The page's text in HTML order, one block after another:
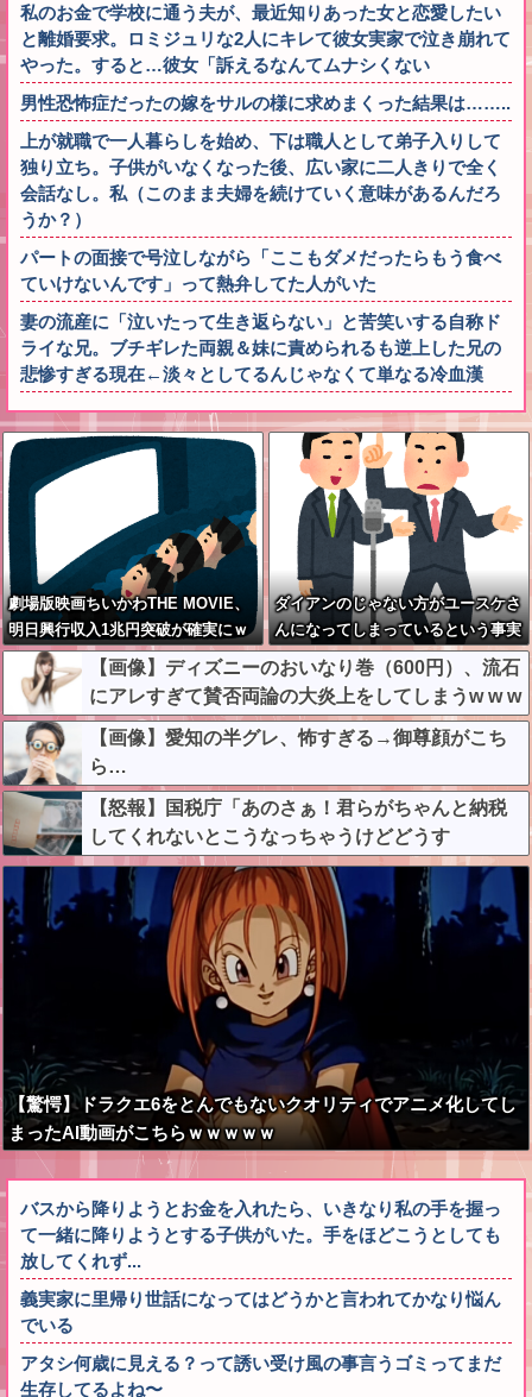
私のお金で学校に通う夫が、最近知りあった女と恋愛したい
と離婚要求。ロミジュリな2人にキレて彼女実家で泣き崩れて
やった。すると…彼女「訴えるなんてムナシくない
男性恐怖症だったの嫁をサルの様に求めまくった結果は……..
上が就職で一人暮らしを始め、下は職人として弟子入りして
独り立ち。子供がいなくなった後、広い家に二人きりで全く
会話なし。私（このまま夫婦を続けていく意味があるんだろ
うか？）
パートの面接で号泣しながら「ここもダメだったらもう食べ
ていけないんです」って熱弁してた人がいた
妻の流産に「泣いたって生き返らない」と苦笑いする自称ド
ライな兄。ブチギレた両親＆妹に責められるも逆上した兄の
悲惨すぎる現在←淡々としてるんじゃなくて単なる冷血漢
劇場版映画ちいかわTHE MOVIE、
明日興行収入1兆円突破が確実にｗ
ｗｗｗｗｗｗｗｗｗｗｗｗ
ダイアンのじゃない方がユースケさ
んになってしまっているという事実
←これ
【画像】ディズニーのおいなり巻（600円）、流石
にアレすぎて賛否両論の大炎上をしてしまうw w w
w w w w
【画像】愛知の半グレ、怖すぎる→御尊顔がこち
ら…
【怒報】国税庁「あのさぁ！君らがちゃんと納税
してくれないとこうなっちゃうけどどうす
る？！」←これw w w w w w w w
【驚愕】ドラクエ6をとんでもないクオリティでアニメ化してし
まったAI動画がこちらｗｗｗｗｗ
バスから降りようとお金を入れたら、いきなり私の手を握っ
て一緒に降りようとする子供がいた。手をほどこうとしても
放してくれず...
義実家に里帰り世話になってはどうかと言われてかなり悩ん
でいる
アタシ何歳に見える？って誘い受け風の事言うゴミってまだ
生存してるよね〜